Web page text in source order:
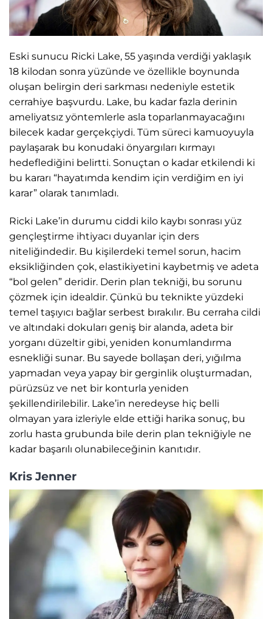
Eski sunucu Ricki Lake, 55 yaşında verdiği yaklaşık
18 kilodan sonra yüzünde ve özellikle boynunda
oluşan belirgin deri sarkması nedeniyle estetik
cerrahiye başvurdu. Lake, bu kadar fazla derinin
ameliyatsız yöntemlerle asla toparlanmayacağını
bilecek kadar gerçekçiydi. Tüm süreci kamuoyuyla
paylaşarak bu konudaki önyargıları kırmayı
hedeflediğini belirtti. Sonuçtan o kadar etkilendi ki
bu kararı “hayatımda kendim için verdiğim en iyi
karar” olarak tanımladı.
Ricki Lake’in durumu ciddi kilo kaybı sonrası yüz
gençleştirme ihtiyacı duyanlar için ders
niteliğindedir. Bu kişilerdeki temel sorun, hacim
eksikliğinden çok, elastikiyetini kaybetmiş ve adeta
“bol gelen” deridir. Derin plan tekniği, bu sorunu
çözmek için idealdir. Çünkü bu teknikte yüzdeki
temel taşıyıcı bağlar serbest bırakılır. Bu cerraha cildi
ve altındaki dokuları geniş bir alanda, adeta bir
yorganı düzeltir gibi, yeniden konumlandırma
esnekliği sunar. Bu sayede bollaşan deri, yığılma
yapmadan veya yapay bir gerginlik oluşturmadan,
pürüzsüz ve net bir konturla yeniden
şekillendirilebilir. Lake’in neredeyse hiç belli
olmayan yara izleriyle elde ettiği harika sonuç, bu
zorlu hasta grubunda bile derin plan tekniğiyle ne
kadar başarılı olunabileceğinin kanıtıdır.
Kris Jenner